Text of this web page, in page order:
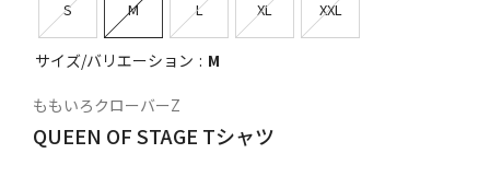
S M L XL XXL
サイズ/バリエーション M
ももいろクローバーZ
QUEEN OF STAGE Tシャツ